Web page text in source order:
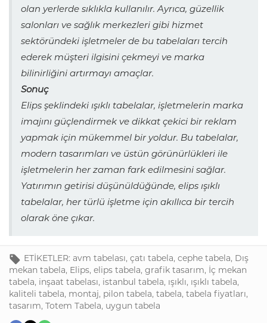
olan yerlerde sıklıkla kullanılır. Ayrıca, güzellik
salonları ve sağlık merkezleri gibi hizmet
sektöründeki işletmeler de bu tabelaları tercih
ederek müşteri ilgisini çekmeyi ve marka
bilinirliğini artırmayı amaçlar.
Sonuç
Elips şeklindeki ışıklı tabelalar, işletmelerin marka
imajını güçlendirmek ve dikkat çekici bir reklam
yapmak için mükemmel bir yoldur. Bu tabelalar,
modern tasarımları ve üstün görünürlükleri ile
işletmelerin her zaman fark edilmesini sağlar.
Yatırımın getirisi düşünüldüğünde, elips ışıklı
tabelalar, her türlü işletme için akıllıca bir tercih
olarak öne çıkar.
ETİKETLER: avm tabelası, çatı tabela, cephe tabela, Dış
mekan tabela, Elips, elips tabela, grafik tasarım, İç mekan
tabela, inşaat tabelası, istanbul tabela, ışıklı, ışıklı tabela,
kaliteli tabela, montaj, pilon tabela, tabela, tabela fiyatları,
tasarım, Totem Tabela, uygun tabela